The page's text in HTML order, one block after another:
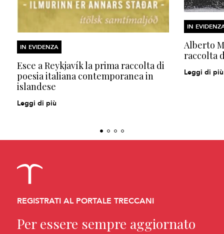
IN EVIDENZA
Esce a Reykjavík la prima raccolta di
poesia italiana contemporanea in
islandese
Leggi di più
IN
Alberto
raccolta
Leggi di più
REGISTRATI AL PORTALE TRECCANI
Per essere sempre aggiornato